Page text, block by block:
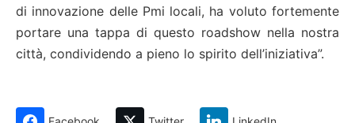
di innovazione delle Pmi locali, ha voluto fortemente
portare una tappa di questo roadshow nella nostra
città, condividendo a pieno lo spirito dell’iniziativa”.